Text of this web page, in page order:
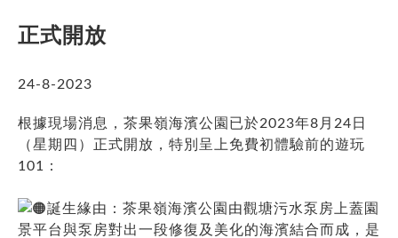
正式開放
24-8-2023
根據現場消息，茶果嶺海濱公園已於2023年8月24日
（星期四）正式開放，特別呈上免費初體驗前的遊玩
101：
誕生緣由：茶果嶺海濱公園由觀塘污水泵房上蓋園
景平台與泵房對出一段修復及美化的海濱結合而成，是